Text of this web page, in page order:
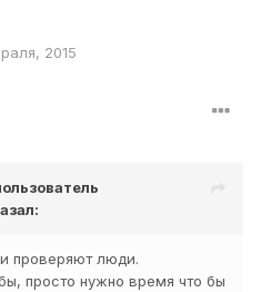
2015
проверяют люди.
просто нужно время что бы